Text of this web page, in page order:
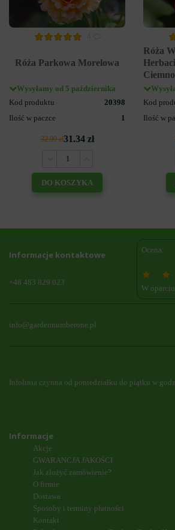
Róża Parkowa Morelowa
Wysyłamy od 5 października
Kod produktu
20398
Ilość w paczce
1
32.99 zł31.34 zł
DO KOSZYKA
Róża
Kod
Ilość w
Informacje kontaktowe
+48 483 829 023
Ocena:
W
info@gardennumberone.pl
Infolinia czynna od poniedziałku do piątku w
Informacje
Akcje
GWARANCJA JAKOŚCI
Jak złożyć zamówienie?
O firmie
Dostawa
Sposoby i terminy płatności
Kontakt